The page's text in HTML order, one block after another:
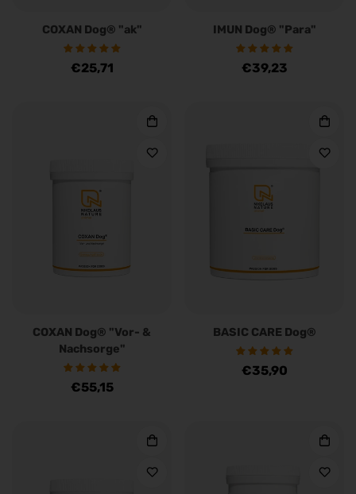
COXAN Dog® "ak"
Regulärer
€25,71
IMUN Dog® "Para"
Regulärer
€39,23
COXAN Dog® "Vor- &
Nachsorge"
Regulärer
€55,15
BASIC CARE Dog®
Regulärer
€35,90